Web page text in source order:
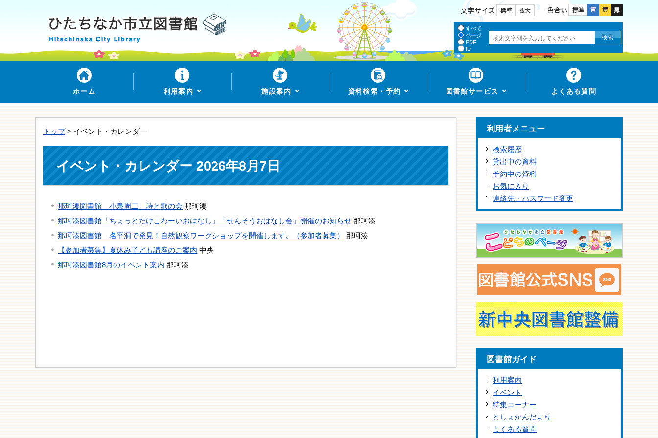
色合い
文字サイズ
すべて
ページ
PDF
ID
ホーム 利用案内 施設案内 資料検索・予約 図書館サービス よくある質問
トップ> イベント・カレンダー
イベント・カレンダー 2026年8月7日
那珂湊図書館 小泉周二 詩と歌の会 那珂湊
那珂湊図書館「ちょっとだけこわーいおはなし」「せんそうおはなし会」開催のお知らせ 那珂湊
那珂湊図書館 名平洞で発見！自然観察ワークショップを開催します。（参加者募集）
那珂湊
【参加者募集】夏休み子ども講座のご案内 中央
那珂湊図書館8月のイベント案内 那珂湊
利用者メニュー
検索履歴
貸出中の資料
予約中の資料
お気に入り
連絡先・パスワード変更
図書館ガイド
利用案内
イベント
特集コーナー
としょかんだより
よくある質問